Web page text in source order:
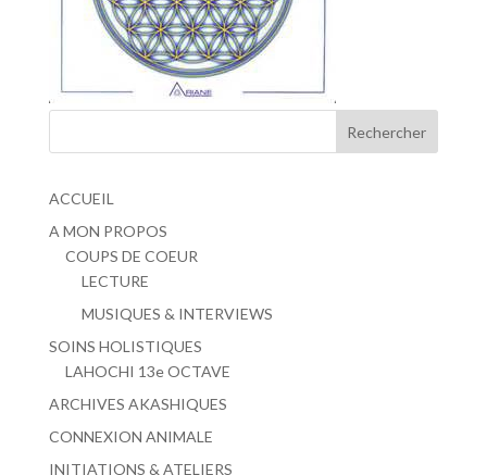
ACCUEIL
A MON PROPOS
COUPS DE COEUR
LECTURE
MUSIQUES & INTERVIEWS
SOINS HOLISTIQUES
LAHOCHI 13e OCTAVE
ARCHIVES AKASHIQUES
CONNEXION ANIMALE
INITIATIONS & ATELIERS